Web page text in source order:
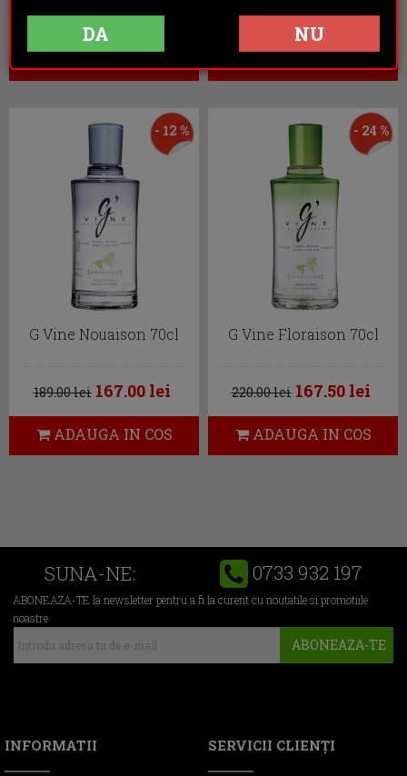
156.50 lei 129.50 lei 145.00 lei
- 12 %
G Vine Nouaison 70cl
189.00 lei 167.00 lei
ADAUGA IN COS
- 24 %
G Vine Floraison 70cl
220.00 lei 167.50 lei
ADAUGA IN COS
SUNA-NE: 0733 932 197
ABONEAZA-TE la newsletter pentru a fi la curent cu noutatile si promotiile
noastre
ABONEAZA-TE
INFORMATII SERVICII CLIENŢI
DA NU